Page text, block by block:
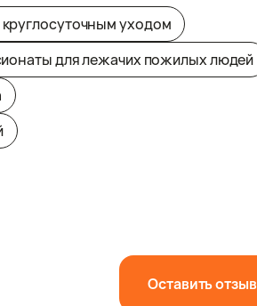
уходом
для лежачих пожилых людей
Оставить отзыв